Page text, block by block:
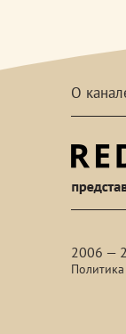
О
2006 —